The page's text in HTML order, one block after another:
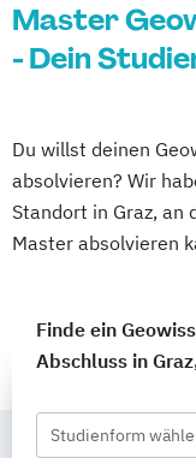
Master
- Dein
Du willst deinen
absolvieren? Wir
Standort in Graz, an
Master absolvieren
Finde ein
Abschluss in
Studienform